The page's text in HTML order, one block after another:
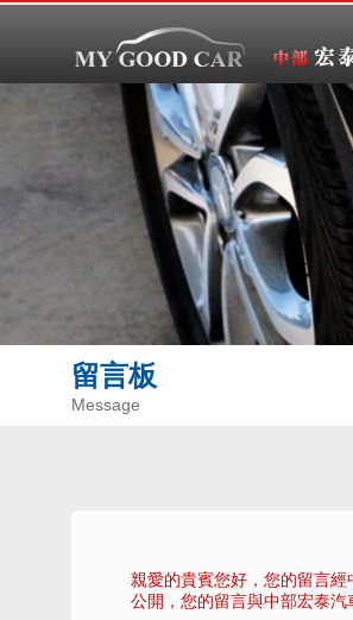
留言板
Message
親愛的貴賓您好，您的留言
公開，您的留言與中部宏泰